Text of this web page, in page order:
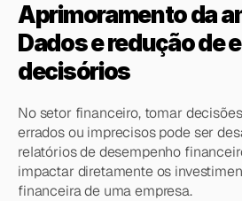
Aprimoramento da
Dados e redução de
decisórios
No setor financeiro, tomar
errados ou imprecisos pode ser
relatórios de desempenho
impactar diretamente os
financeira de uma empresa.